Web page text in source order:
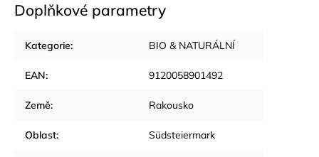
Doplňkové parametry
Kategorie: BIO & NATURÁLNÍ
EAN: 9120058901492
Země: Rakousko
Oblast: Südsteiermark